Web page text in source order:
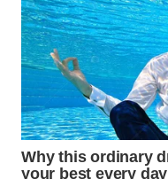
SIMALUNGUN
WN
LABUHANBATU
WN
TAPANULI
TENGAH